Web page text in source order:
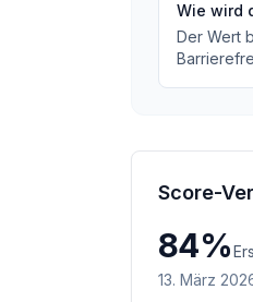
Wie wird
Der Wert
Score-
84%
13. März